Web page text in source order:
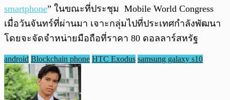
smartphone” ในขณะที่ประชุม Mobile World Congress
เมื่อวันจันทร์ที่ผ่านมา เจาะกลุ่มไปที่ประเทศกำลังพัฒนา
โดยจะจัดจำหน่ายมือถือที่ราคา 80 ดอลลาร์สหรัฐ
android Blockchain phone HTC Exodus samsung galaxy s10